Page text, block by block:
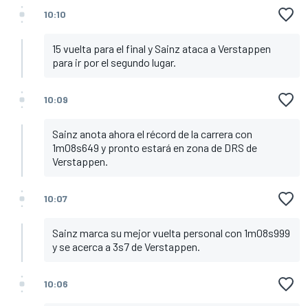
10:10
15 vuelta para el final y Sainz ataca a Verstappen
para ir por el segundo lugar.
10:09
Sainz anota ahora el récord de la carrera con
1m08s649 y pronto estará en zona de DRS de
Verstappen.
10:07
Sainz marca su mejor vuelta personal con 1m08s999
y se acerca a 3s7 de Verstappen.
10:06